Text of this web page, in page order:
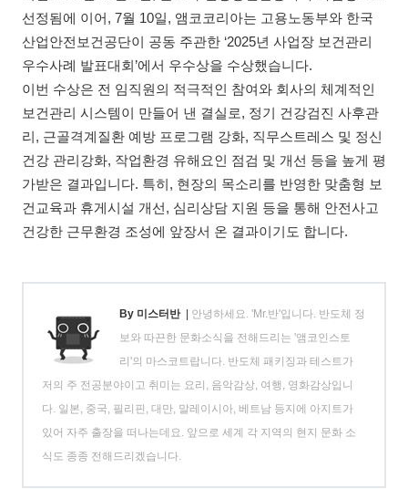
선정됨에 이어, 7월 10일, 앰코코리아는 고용노동부와 한국
산업안전보건공단이 공동 주관한 ‘2025년 사업장 보건관리
우수사례 발표대회’에서 우수상을 수상했습니다.
이번 수상은 전 임직원의 적극적인 참여와 회사의 체계적인
보건관리 시스템이 만들어 낸 결실로, 정기 건강검진 사후관
리, 근골격계질환 예방 프로그램 강화, 직무스트레스 및 정신
건강 관리강화, 작업환경 유해요인 점검 및 개선 등을 높게 평
가받은 결과입니다. 특히, 현장의 목소리를 반영한 맞춤형 보
건교육과 휴게시설 개선, 심리상담 지원 등을 통해 안전사고
건강한 근무환경 조성에 앞장서 온 결과이기도 합니다.
By 미스터반 | 안녕하세요. 'Mr.반'입니다. 반도체 정
보와 따끈한 문화소식을 전해드리는 '앰코인스토
리'의 마스코트랍니다. 반도체 패키징과 테스트가
저의 주 전공분야이고 취미는 요리, 음악감상, 여행, 영화감상입니
다. 일본, 중국, 필리핀, 대만, 말레이시아, 베트남 등지에 아지트가
있어 자주 출장을 떠나는데요. 앞으로 세계 각 지역의 현지 문화 소
식도 종종 전해드리겠습니다.